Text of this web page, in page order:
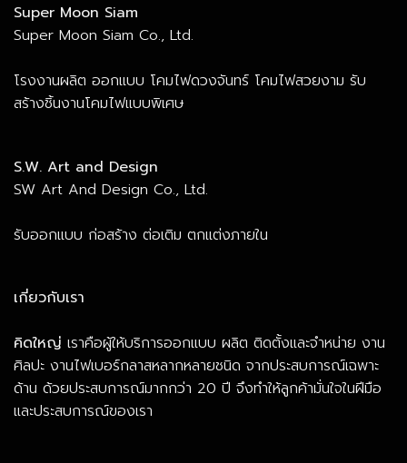
Super Moon Siam
Super Moon Siam Co., Ltd.
โรงงานผลิต ออกแบบ โคมไฟดวงจันทร์ โคมไฟสวยงาม รับ
สร้างชิ้นงานโคมไฟแบบพิเศษ
S.W. Art and Design
SW Art And Design Co., Ltd.
รับออกแบบ ก่อสร้าง ต่อเติม ตกแต่งภายใน
เกี่ยวกับเรา
คิดใหญ่ เราคือผู้ให้บริการออกแบบ ผลิต ติดตั้งและจำหน่าย งาน
ศิลปะ งานไฟเบอร์กลาสหลากหลายชนิด จากประสบการณ์เฉพาะ
ด้าน ด้วยประสบการณ์มากกว่า 20 ปี จึงทำให้ลูกค้ามั่นใจในฝีมือ
และประสบการณ์ของเรา